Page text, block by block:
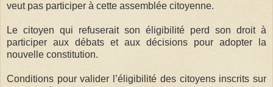
veut pas participer à cette assemblée citoyenne.
Le citoyen qui refuserait son éligibilité perd son droit à
participer aux débats et aux décisions pour adopter la
nouvelle constitution.
Conditions pour valider l’éligibilité des citoyens inscrits sur